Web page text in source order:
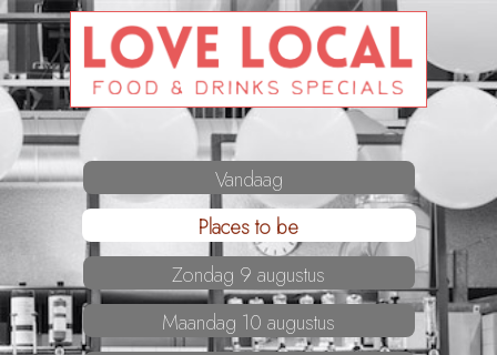
Vandaag
Places to be
Zondag 9 augustus
Maandag 10 augustus